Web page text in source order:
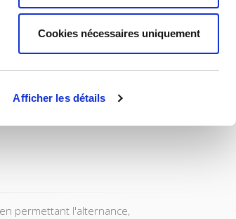
Afficher les détails
Cookies nécessaires uniquement
permettant l'alternance,